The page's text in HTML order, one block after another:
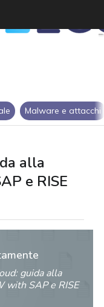
Malware e attacchi
alla
e RISE
guida alla
with SAP e RISE